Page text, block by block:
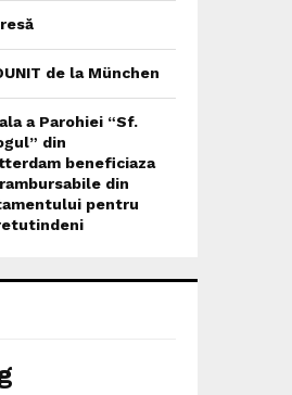
de la München
a Parohiei “Sf.
din
beneficiaza
din
pentru